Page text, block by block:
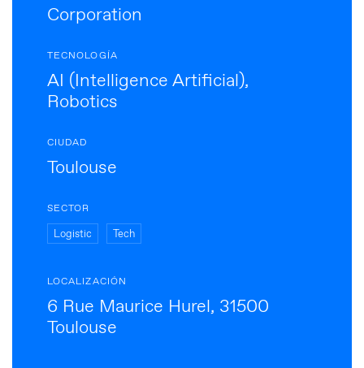
Corporation
TECNOLOGÍA
AI (Intelligence Artificial),
Robotics
CIUDAD
Toulouse
SECTOR
Logistic Tech
LOCALIZACIÓN
6 Rue Maurice Hurel, 31500
Toulouse